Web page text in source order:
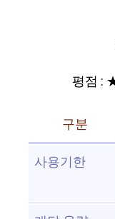
평점 :
구분
사용기한